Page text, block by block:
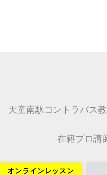
天童南駅コントラバス
在籍プロ講
オンラインレッスン